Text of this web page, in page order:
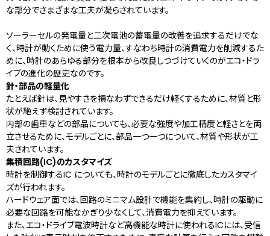
な部分でさまざまな工夫が凝らされています。
ソーラーセルの発電量と二次電池の蓄電量の改善を追求するだけでな
く、時計が動くために使う電力量、すなわち時計の消費電力を削減するた
めに、時計のあらゆる部分を根本から改良しつづけていくのがエコ・ドラ
イブの進化の歴史なのです。
針・部品の軽量化
たとえば針は、見やすさを損なわずできるだけ軽くするために、材質と形
状が絶えず検討されています。
内部の歯車などの部品についても、必要な強度や加工精度と軽さとを両
立させるために、モデルごとに、部品一つ一つについて、材質や形状が工
夫されています。
集積回路(IC)のカスタマイズ
時計を制御するIC についても、時計のモデルごとに徹底したカスタマイ
ズが行われます。
ハードウェア面では、回路のミニマム設計で機能を集約し、時計の駆動に
必要な回路を可能なかぎり少なくして、消費電力を抑えています。
また、エコ・ドライブ電波時計など高機能な時計に使われるICには、受信